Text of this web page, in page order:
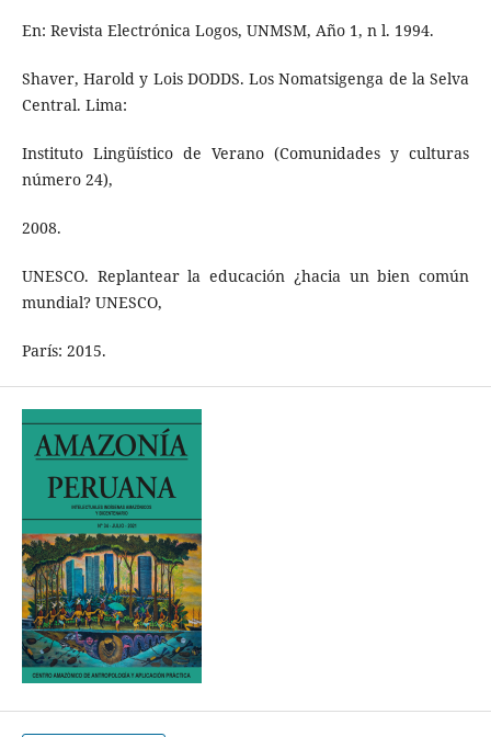
En: Revista Electrónica Logos, UNMSM, Año 1, n l. 1994.
Shaver, Harold y Lois DODDS. Los Nomatsigenga de la Selva
Central. Lima:
Instituto Lingüístico de Verano (Comunidades y culturas
número 24),
2008.
UNESCO. Replantear la educación ¿hacia un bien común
mundial? UNESCO,
París: 2015.